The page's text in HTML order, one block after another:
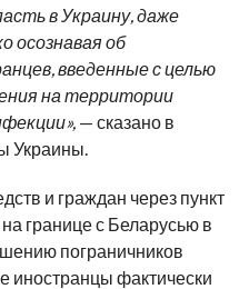
в Украину, даже
осознавая об
введенные с целью
на территории
— сказано в
Украины.
и граждан через пункт
границе с Беларусью в
пограничников
иностранцы фактически